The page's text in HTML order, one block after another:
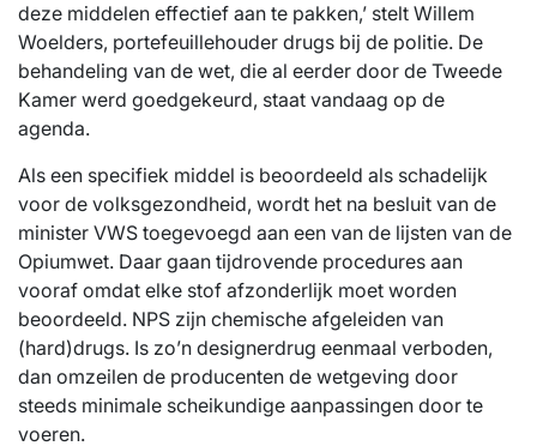
deze middelen effectief aan te pakken,’ stelt Willem
Woelders, portefeuillehouder drugs bij de politie. De
behandeling van de wet, die al eerder door de Tweede
Kamer werd goedgekeurd, staat vandaag op de
agenda.
Als een specifiek middel is beoordeeld als schadelijk
voor de volksgezondheid, wordt het na besluit van de
minister VWS toegevoegd aan een van de lijsten van de
Opiumwet. Daar gaan tijdrovende procedures aan
vooraf omdat elke stof afzonderlijk moet worden
beoordeeld. NPS zijn chemische afgeleiden van
(hard)drugs. Is zo’n designerdrug eenmaal verboden,
dan omzeilen de producenten de wetgeving door
steeds minimale scheikundige aanpassingen door te
voeren.